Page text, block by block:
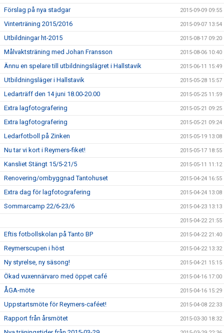
Förslag på nya stadgar 2015-09-09 09:55
Vinterträning 2015/2016 2015-09-07 13:54
Utbildningar ht-2015 2015-08-17 09:20
Målvaktsträning med Johan Fransson 2015-08-06 10:40
Ännu en spelare till utbildningslägret i Hallstavik 2015-06-11 15:49
Utbildningsläger i Hallstavik 2015-05-28 15:57
Ledarträff den 14 juni 18.00-20.00 2015-05-25 11:59
Extra lagfotografering 2015-05-21 09:25
Extra lagfotografering 2015-05-21 09:24
Ledarfotboll på Zinken 2015-05-19 13:08
Nu tar vi kort i Reymers-fiket! 2015-05-17 18:55
Kansliet Stängt 15/5-21/5 2015-05-11 11:12
Renovering/ombyggnad Tantohuset 2015-04-24 16:55
Extra dag för lagfotografering 2015-04-24 13:08
Sommarcamp 22/6-23/6 2015-04-23 13:13
2015-04-22 21:55
Eftis fotbollskolan på Tanto BP 2015-04-22 21:40
Reymerscupen i höst 2015-04-22 13:32
Ny styrelse, ny säsong! 2015-04-21 15:15
Ökad vuxennärvaro med öppet café 2015-04-16 17:00
ÅGA-möte 2015-04-16 15:29
Uppstartsmöte för Reymers-caféet! 2015-04-08 22:33
Rapport från årsmötet 2015-03-30 18:32